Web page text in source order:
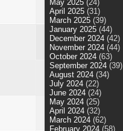
May 2025 (24)
April 2025 (31)
March 2025 (39)
January 2025 (44)
December 2024 (42)
November 2024 (44)
October 2024 (63)
September 2024 (39)
August 2024 (34)
July 2024 (22)
June 2024 (24)
May 2024 (25)
April 2024 (32)
March 2024 (62)
February 2024 (58)